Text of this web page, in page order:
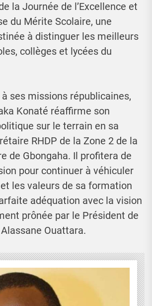
la Journée de l’Excellence et
du Mérite Scolaire, une
à distinguer les meilleurs
collèges et lycées du
ses missions républicaines,
Konaté réaffirme son
sur le terrain en sa
RHDP de la Zone 2 de la
de Gbongaha. Il profitera de
pour continuer à véhiculer
les valeurs de sa formation
adéquation avec la vision
prônée par le Président de
Ouattara.